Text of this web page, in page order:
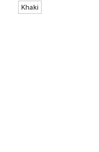
Khaki